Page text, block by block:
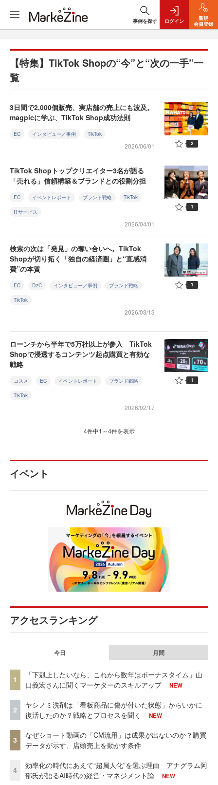
事例を探す ログイン
新規
会員登録
【特集】TikTok Shopの“今”と“次の一手”一
覧
3日間で2,000個販売、実店舗の売上にも波及。
magpicに学ぶ、TikTok Shop成功法則
EC インタビュー／事例 TikTok
2026/06/01 2
TikTok Shopトップクリエイター3名が語る
「売れる」信頼構築＆ブランドとの役割分担
EC イベントレポート ブランド戦略 TikTok
ITサービス
2026/04/01
1
検索の次は「発見」の奪い合いへ。TikTok
Shopが切り拓く「独自の経済圏」と“直感消
費”の本質
EC D2C インタビュー／事例 ブランド戦略
TikTok
2026/03/13
1
ローンチから半年で5万社以上が参入 TikTok
Shopで浸透するコンテンツ起点購買と有効な
戦略
コスメ EC イベントレポート ブランド戦略
TikTok
2026/02/17
1
4件中1～4件を表示
イベント
アクセスランキング
今日 月間
1
「下剋上したいなら、これから数年はボーナスタイム」山
口義宏さんに聞くマーケターのスキルアップ
NEW
2
ヤシノミ洗剤は「看板商品に傷が付いた状態」からいかに
復活したのか？戦略とプロセスを聞く
NEW
3
なぜショート動画の「CM流用」は成果が出ないのか？購買
データが示す、店頭売上を動かす条件
4
効率化の時代にあえて“超属人化”を選ぶ理由 アナグラム阿
部氏が語るAI時代の経営・マネジメント論
NEW